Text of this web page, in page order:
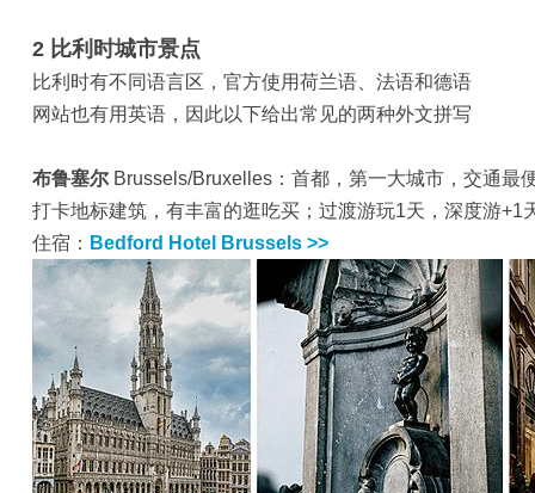
2 比利时城市景点
比利时有不同语言区，官方使用荷兰语、法语和德语
网站也有用英语，因此以下给出常见的两种外文拼写
布鲁塞尔 Brussels/Bruxelles：首都，第一大城市，交通最
打卡地标建筑，有丰富的逛吃买；过渡游玩1天，深度游+1
住宿： Bedford Hotel Brussels >>